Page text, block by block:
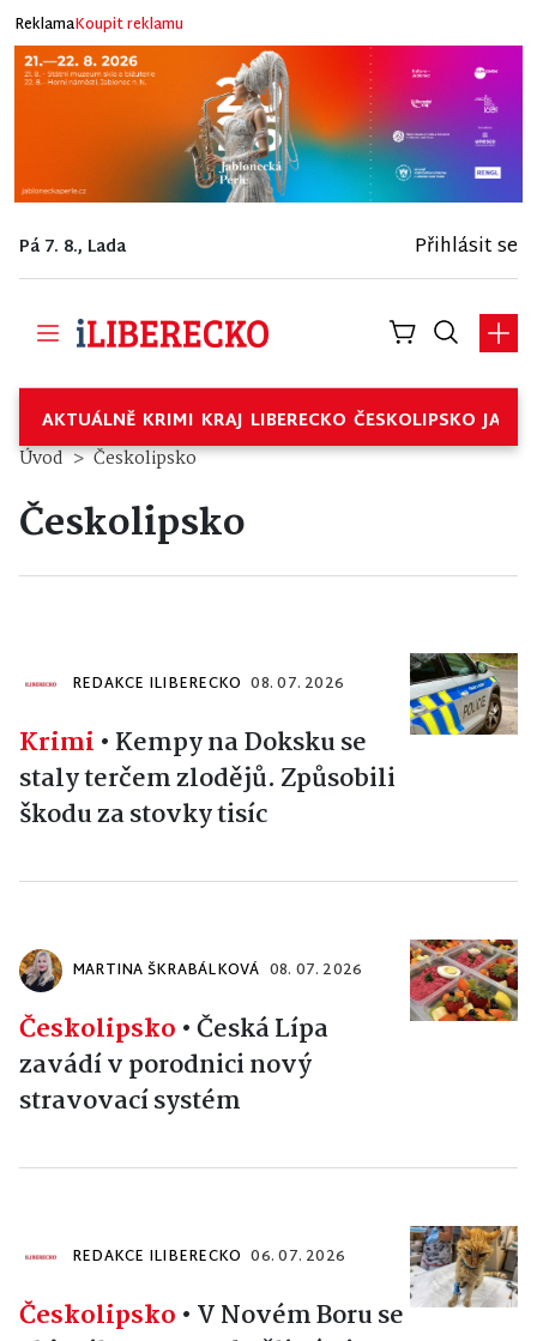
ReklamaKoupit reklamu
Pá 7. 8., Lada Přihlásit se
AKTUÁLNĚ KRIMI KRAJ LIBERECKO ČESKOLIPSKO
Úvod Českolipsko
Českolipsko
REDAKCE ILIBERECKO 08. 07. 2026
Krimi • Kempy na Doksku se
staly terčem zlodějů. Způsobili
škodu za stovky tisíc
MARTINA ŠKRABÁLKOVÁ 08. 07. 2026
Českolipsko •Česká Lípa
zavádí v porodnici nový
stravovací systém
REDAKCE ILIBERECKO 06. 07. 2026
Českolipsko • V Novém Boru se